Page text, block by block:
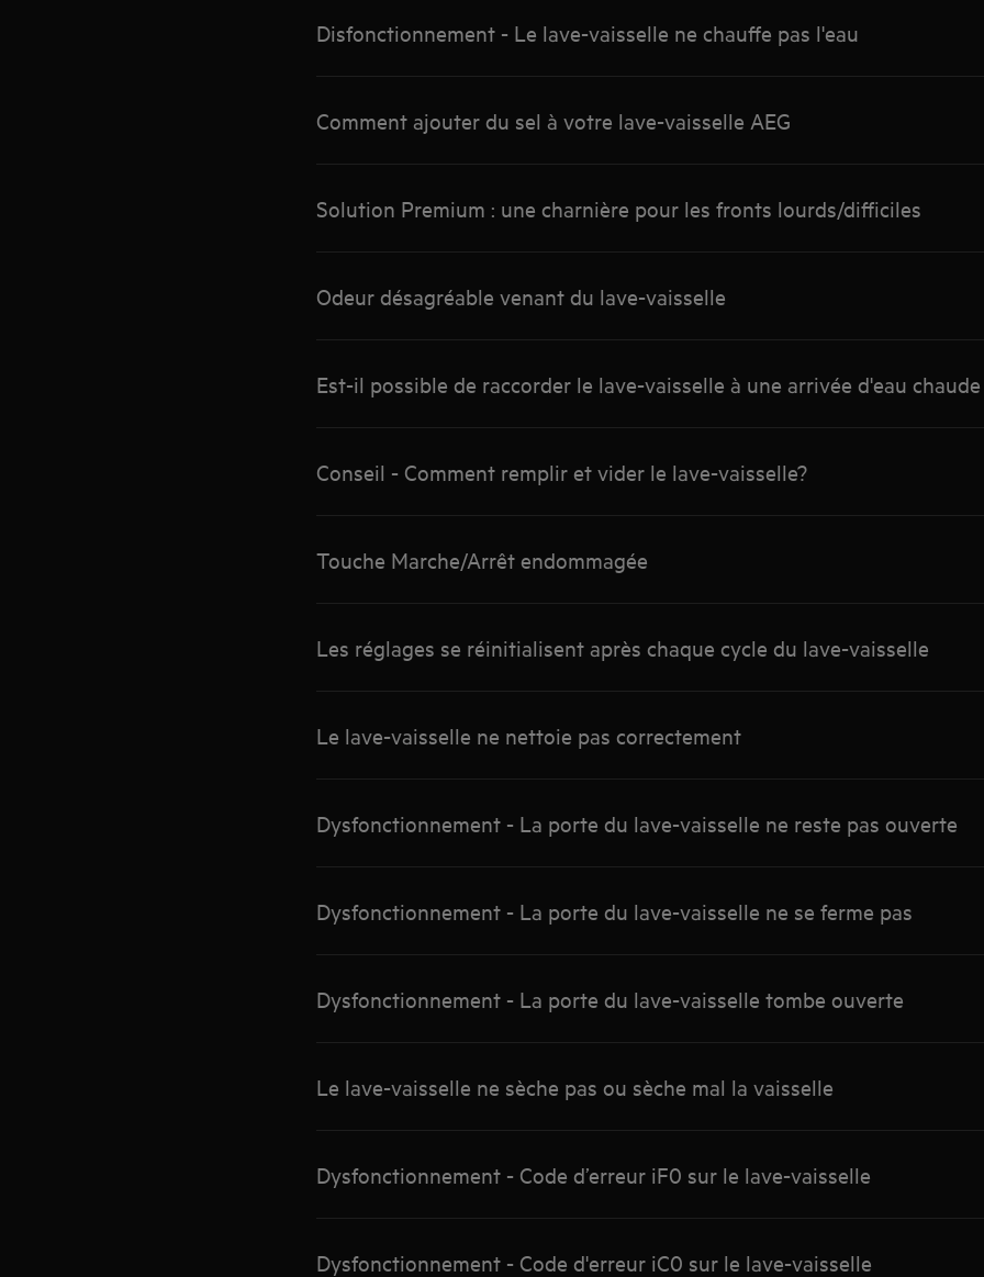
Disfonctionnement - Le lave-vaisselle ne chauffe pas l'eau
Comment ajouter du sel à votre lave-vaisselle AEG
Solution Premium : une charnière pour les fronts lourds/difficiles
Odeur désagréable venant du lave-vaisselle
Est-il possible de raccorder le lave-vaisselle à une arrivée d'eau chaude
Conseil - Comment remplir et vider le lave-vaisselle?
Touche Marche/Arrêt endommagée
Les réglages se réinitialisent après chaque cycle du lave-vaisselle
Le lave-vaisselle ne nettoie pas correctement
Dysfonctionnement - La porte du lave-vaisselle ne reste pas ouverte
Dysfonctionnement - La porte du lave-vaisselle ne se ferme pas
Dysfonctionnement - La porte du lave-vaisselle tombe ouverte
Le lave-vaisselle ne sèche pas ou sèche mal la vaisselle
Dysfonctionnement - Code d’erreur iF0 sur le lave-vaisselle
Dysfonctionnement - Code d'erreur iC0 sur le lave-vaisselle